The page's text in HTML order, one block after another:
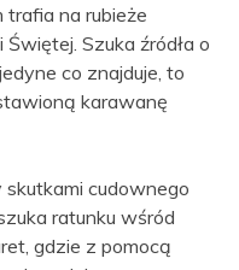
na rubieże
Szuka źródła o
co znajduje, to
karawanę
skutkami cudownego
ratunku wśród
gdzie z pomocą